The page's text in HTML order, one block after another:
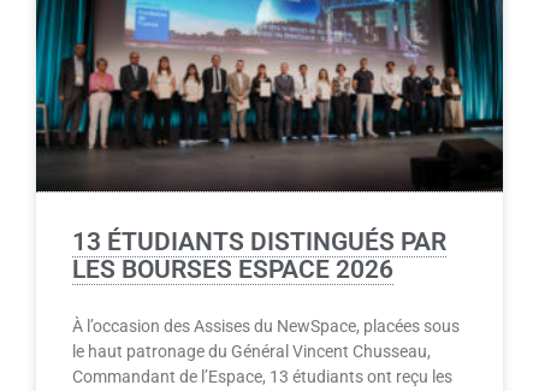
13 ÉTUDIANTS DISTINGUÉS PAR
LES BOURSES ESPACE 2026
À l’occasion des Assises du NewSpace, placées sous
le haut patronage du Général Vincent Chusseau,
Commandant de l’Espace, 13 étudiants ont reçu les